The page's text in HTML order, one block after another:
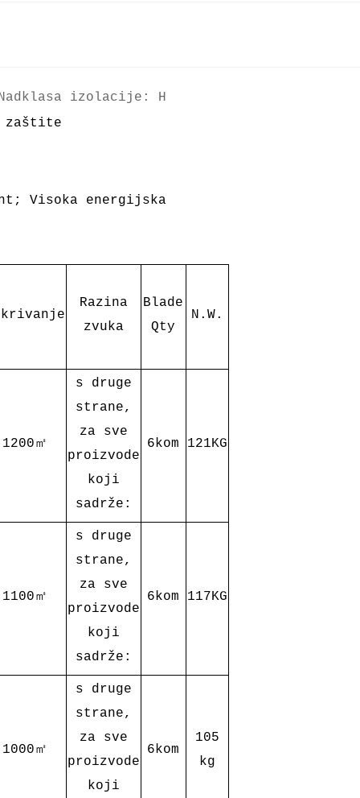
Nadklasa izolacije: H
zaštite
Visoka energijska
Razina
zvuka
Blade
Qty
N.W.
1200㎡
s druge
strane,
za sve
proizvode
koji
sadrže:
6kom 121KG
1100㎡
s druge
strane,
za sve
proizvode
koji
sadrže:
6kom 117KG
1000㎡
s druge
strane,
za sve
proizvode
koji
6kom
105
kg